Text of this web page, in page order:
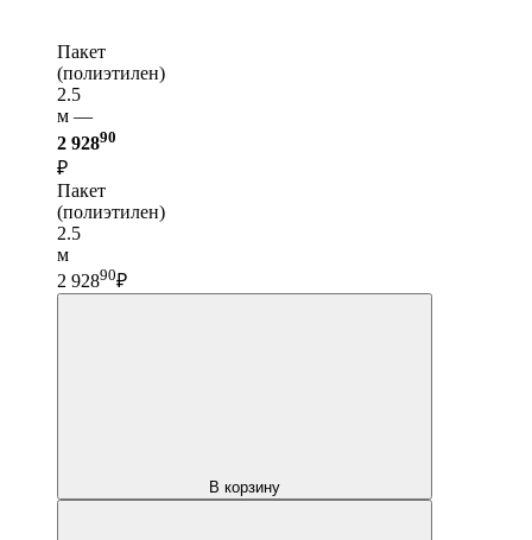
Пакет
(полиэтилен)
2.5
м —
2 92890
₽
Пакет
(полиэтилен)
2.5
м
2 92890₽
В корзину